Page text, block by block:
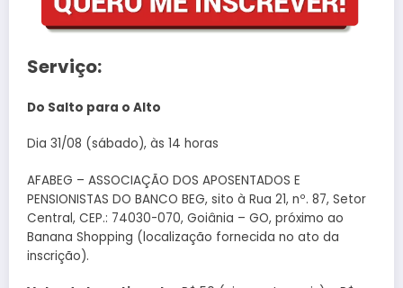
Serviço:
Do Salto para o Alto
Dia 31/08 (sábado), às 14 horas
AFABEG – ASSOCIAÇÃO DOS APOSENTADOS E
PENSIONISTAS DO BANCO BEG, sito à Rua 21, nº. 87, Setor
Central, CEP.: 74030-070, Goiânia – GO, próximo ao
Banana Shopping (localização fornecida no ato da
inscrição).